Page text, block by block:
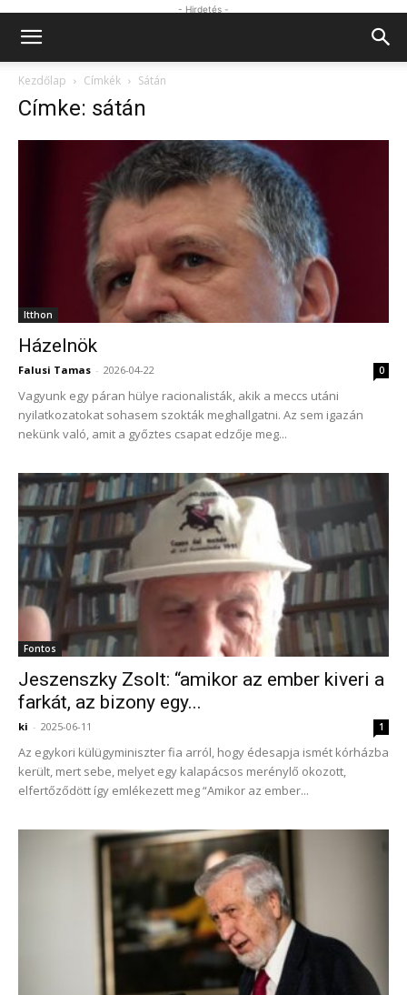
- Hirdetés -
Kezdőlap Címkék Sátán
Címke: sátán
Itthon
Házelnök
Falusi Tamas - 2026-04-22 0
Vagyunk egy páran hülye racionalisták, akik a meccs utáni
nyilatkozatokat sohasem szokták meghallgatni. Az sem igazán
nekünk való, amit a győztes csapat edzője meg...
Fontos
Jeszenszky Zsolt: “amikor az ember kiveri a
farkát, az bizony egy...
ki - 2025-06-11 1
Az egykori külügyminiszter fia arról, hogy édesapja ismét kórházba
került, mert sebe, melyet egy kalapácsos merénylő okozott,
elfertőződött így emlékezett meg “Amikor az ember...